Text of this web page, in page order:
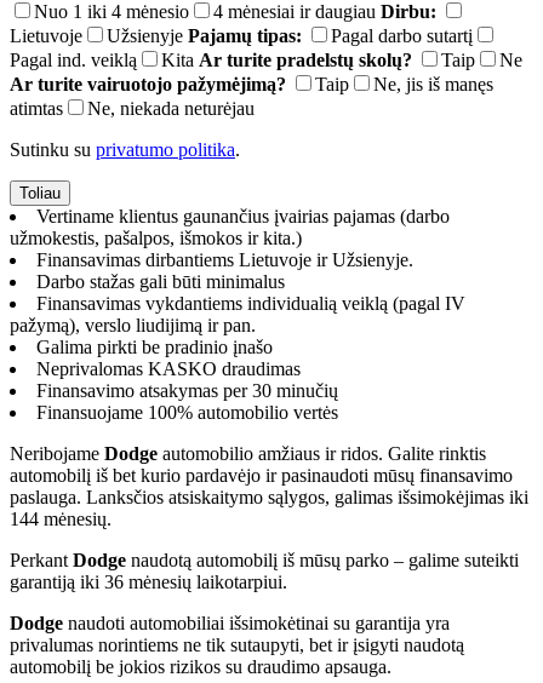
Nuo 1 iki 4 mėnesio
4 mėnesiai ir daugiau Dirbu:
Lietuvoje
Užsienyje Pajamų tipas:
Pagal darbo sutartį
Pagal ind. veiklą
Kita Ar turite pradelstų skolų? Taip
Ne
Ar turite vairuotojo pažymėjimą?
Taip
Ne, jis iš manęs
atimtas
Ne, niekada neturėjau
Sutinku su privatumo politika.
Vertiname klientus gaunančius įvairias pajamas (darbo
užmokestis, pašalpos, išmokos ir kita.)
Finansavimas dirbantiems Lietuvoje ir Užsienyje.
Darbo stažas gali būti minimalus
Finansavimas vykdantiems individualią veiklą (pagal IV
pažymą), verslo liudijimą ir pan.
Galima pirkti be pradinio įnašo
Neprivalomas KASKO draudimas
Finansavimo atsakymas per 30 minučių
Finansuojame 100% automobilio vertės
Neribojame Dodge automobilio amžiaus ir ridos. Galite rinktis
automobilį iš bet kurio pardavėjo ir pasinaudoti mūsų finansavimo
paslauga. Lanksčios atsiskaitymo sąlygos, galimas išsimokėjimas iki
144 mėnesių.
Perkant Dodge naudotą automobilį iš mūsų parko – galime suteikti
garantiją iki 36 mėnesių laikotarpiui.
Dodge naudoti automobiliai išsimokėtinai su garantija yra
privalumas norintiems ne tik sutaupyti, bet ir įsigyti naudotą
automobilį be jokios rizikos su draudimo apsauga.